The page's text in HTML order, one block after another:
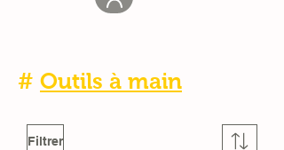
# Outils à main
Filtrer